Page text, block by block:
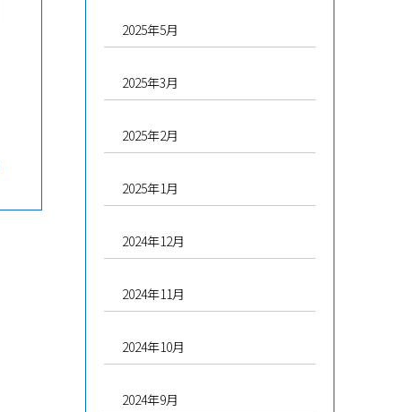
2025年5月
2025年3月
2025年2月
2025年1月
2024年12月
2024年11月
2024年10月
2024年9月